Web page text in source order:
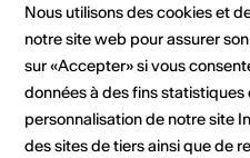
Nous utilisons des cookies et
notre site web pour assurer
sur «Accepter» si vous
données à des fins
personnalisation de notre site
des sites de tiers ainsi que de